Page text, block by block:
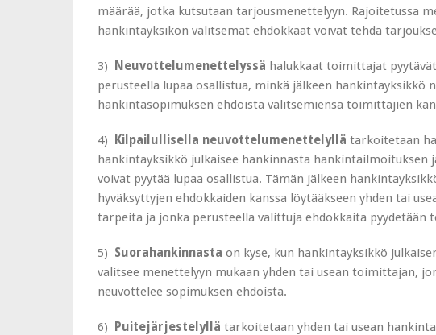
määrää, jotka kutsutaan tarjousmenettelyyn. Rajoitetussa
hankintayksikön valitsemat ehdokkaat voivat tehdä
3) Neuvottelumenettelyssä halukkaat toimittajat
perusteella lupaa osallistua, minkä jälkeen hankintayksikkö
hankintasopimuksen ehdoista valitsemiensa toimittajien
4) Kilpailullisella neuvottelumenettelyllä tarkoitetaan
hankintayksikkö julkaisee hankinnasta
voivat pyytää lupaa osallistua. Tämän jälkeen
hyväksyttyjen ehdokkaiden kanssa löytääkseen yhden tai
tarpeita ja jonka perusteella valittuja ehdokkaita pyydetään
5) Suorahankinnasta on kyse, kun hankintayksikkö
valitsee menettelyyn mukaan yhden tai usean toimittajan,
neuvottelee sopimuksen ehdoista.
6) Puitejärjestelyllä tarkoitetaan yhden tai usean